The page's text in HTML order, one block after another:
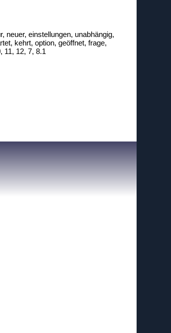
neuer, einstellungen, unabhängig,
kehrt, option, geöffnet, frage,
11, 12, 7, 8.1